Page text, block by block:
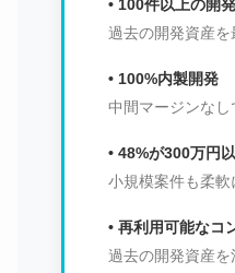
• 100件以上の開
過去の開発資産を
• 100%内製開発
中間マージンなし
• 48%が300万円
小規模案件も柔軟
• 再利用可能なコ
過去の開発資産